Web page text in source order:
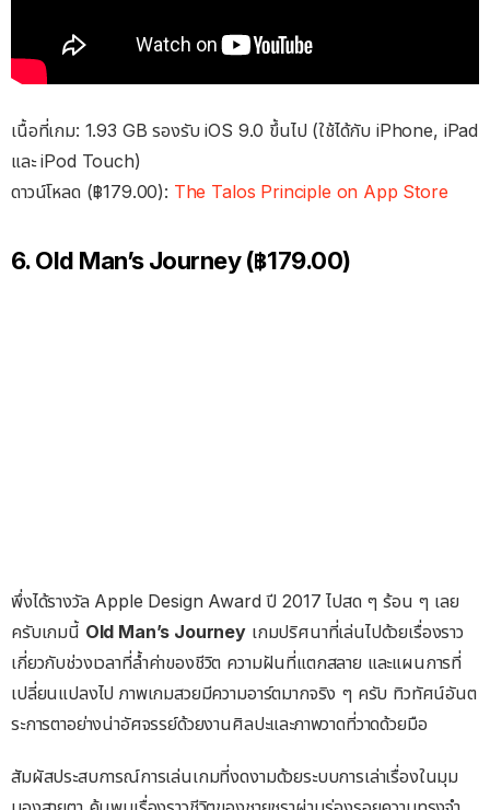
เนื้อที่เกม: 1.93 GB รองรับ iOS 9.0 ขึ้นไป (ใช้ได้กับ iPhone, iPad
และ iPod Touch)
ดาวน์โหลด (฿179.00): The Talos Principle on App Store
6. Old Man’s Journey (฿179.00)
พึ่งได้รางวัล Apple Design Award ปี 2017 ไปสด ๆ ร้อน ๆ เลย
ครับเกมนี้ Old Man’s Journey เกมปริศนาที่เล่นไปด้วยเรื่องราว
เกี่ยวกับช่วงเวลาที่ล้ำค่าของชีวิต ความฝันที่แตกสลาย และแผนการที่
เปลี่ยนแปลงไป ภาพเกมสวยมีความอาร์ตมากจริง ๆ ครับ ทิวทัศน์อันต
ระการตาอย่างน่าอัศจรรย์ด้วยงานศิลปะและภาพวาดที่วาดด้วยมือ
สัมผัสประสบการณ์การเล่นเกมที่งดงามด้วยระบบการเล่าเรื่องในมุม